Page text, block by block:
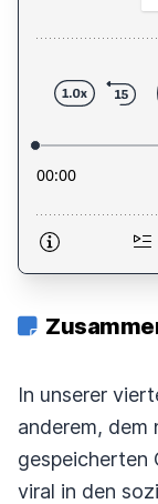
In unserer
anderem, dem
gespeicherten
viral in den